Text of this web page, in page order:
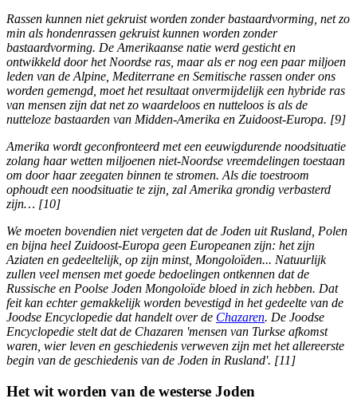
Rassen kunnen niet gekruist worden zonder bastaardvorming, net zo
min als hondenrassen gekruist kunnen worden zonder
bastaardvorming. De Amerikaanse natie werd gesticht en
ontwikkeld door het Noordse ras, maar als er nog een paar miljoen
leden van de Alpine, Mediterrane en Semitische rassen onder ons
worden gemengd, moet het resultaat onvermijdelijk een hybride ras
van mensen zijn dat net zo waardeloos en nutteloos is als de
nutteloze bastaarden van Midden-Amerika en Zuidoost-Europa. [9]
Amerika wordt geconfronteerd met een eeuwigdurende noodsituatie
zolang haar wetten miljoenen niet-Noordse vreemdelingen toestaan
om door haar zeegaten binnen te stromen. Als die toestroom
ophoudt een noodsituatie te zijn, zal Amerika grondig verbasterd
zijn… [10]
We moeten bovendien niet vergeten dat de Joden uit Rusland, Polen
en bijna heel Zuidoost-Europa geen Europeanen zijn: het zijn
Aziaten en gedeeltelijk, op zijn minst, Mongoloïden... Natuurlijk
zullen veel mensen met goede bedoelingen ontkennen dat de
Russische en Poolse Joden Mongoloïde bloed in zich hebben. Dat
feit kan echter gemakkelijk worden bevestigd in het gedeelte van de
Joodse Encyclopedie dat handelt over de Chazaren. De Joodse
Encyclopedie stelt dat de Chazaren 'mensen van Turkse afkomst
waren, wier leven en geschiedenis verweven zijn met het allereerste
begin van de geschiedenis van de Joden in Rusland'. [11]
Het wit worden van de westerse Joden